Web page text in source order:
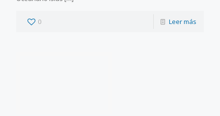
0 Leer más